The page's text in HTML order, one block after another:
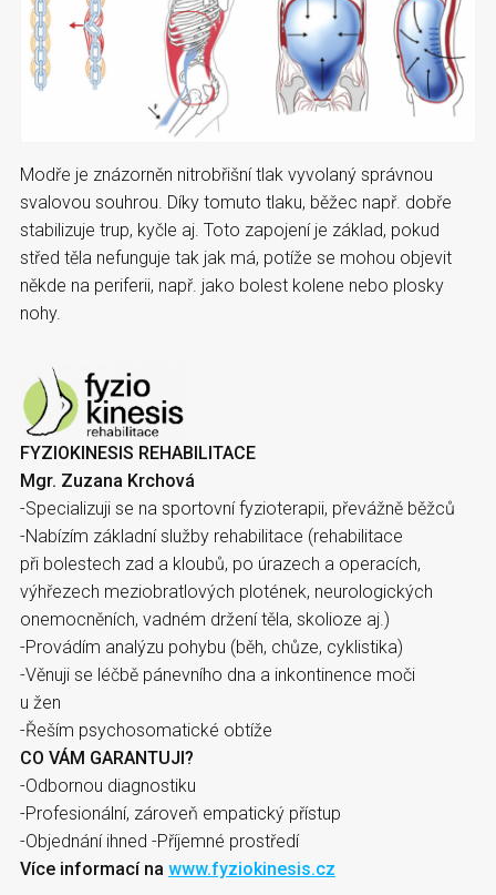
Modře je znázorněn nitrobřišní tlak vyvolaný správnou
svalovou souhrou. Díky tomuto tlaku, běžec např. dobře
stabilizuje trup, kyčle aj. Toto zapojení je základ, pokud
střed těla nefunguje tak jak má, potíže se mohou objevit
někde na periferii, např. jako bolest kolene nebo plosky
nohy.
FYZIOKINESIS REHABILITACE
Mgr. Zuzana Krchová
-Specializuji se na sportovní fyzioterapii, převážně běžců
-Nabízím základní služby rehabilitace (rehabilitace
při bolestech zad a kloubů, po úrazech a operacích,
výhřezech meziobratlových plotének, neurologických
onemocněních, vadném držení těla, skolioze aj.)
-Provádím analýzu pohybu (běh, chůze, cyklistika)
-Věnuji se léčbě pánevního dna a inkontinence moči
u žen
-Řeším psychosomatické obtíže
CO VÁM GARANTUJI?
-Odbornou diagnostiku
-Profesionální, zároveň empatický přístup
-Objednání ihned -Příjemné prostředí
Více informací na www.fyziokinesis.cz